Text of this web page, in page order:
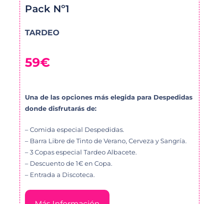
Pack Nº1
TARDEO
59€
Una de las opciones más elegida para Despedidas
donde disfrutarás de:
– Comida especial Despedidas.
– Barra Libre de Tinto de Verano, Cerveza y Sangría.
– 3 Copas especial Tardeo Albacete.
– Descuento de 1€ en Copa.
– Entrada a Discoteca.